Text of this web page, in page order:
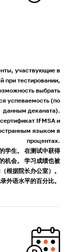
участвующие в
при тестировании,
выбрать
успеваемость (по
данным деканата).
IFMSA и
языком в
процентах.
学生。 在测试中获得
机会。 学习成绩也被
根据院长办公室）。
外语水平的百分比。